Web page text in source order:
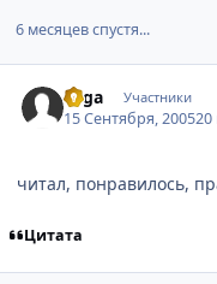
6 месяцев спустя...
0jiga Участники
15 Сентября, 200520
читал, понравилось,
Цитата